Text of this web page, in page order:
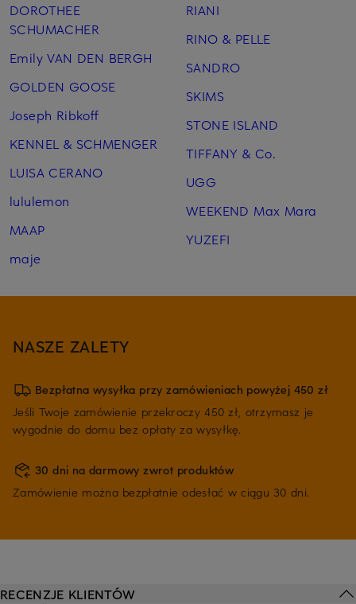
DOROTHEE
SCHUMACHER
Emily VAN DEN BERGH
GOLDEN GOOSE
Joseph Ribkoff
KENNEL & SCHMENGER
LUISA CERANO
lululemon
MAAP
maje
RIANI
RINO & PELLE
SANDRO
SKIMS
STONE ISLAND
TIFFANY & Co.
UGG
WEEKEND Max Mara
YUZEFI
NASZE ZALETY
Bezpłatna wysyłka przy zamówieniach powyżej 450 zł
Jeśli Twoje zamówienie przekroczy 450 zł, otrzymasz je
wygodnie do domu bez opłaty za wysyłkę.
30 dni na darmowy zwrot produktów
Zamówienie można bezpłatnie odesłać w ciągu 30 dni.
RECENZJE KLIENTÓW